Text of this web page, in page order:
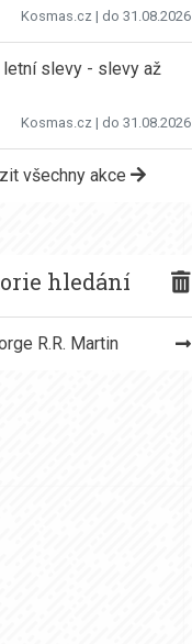
Kosmas.cz | do 31.08.2026
slevy - slevy až
Kosmas.cz | do 31.08.2026
všechny akce
hledání
R.R. Martin